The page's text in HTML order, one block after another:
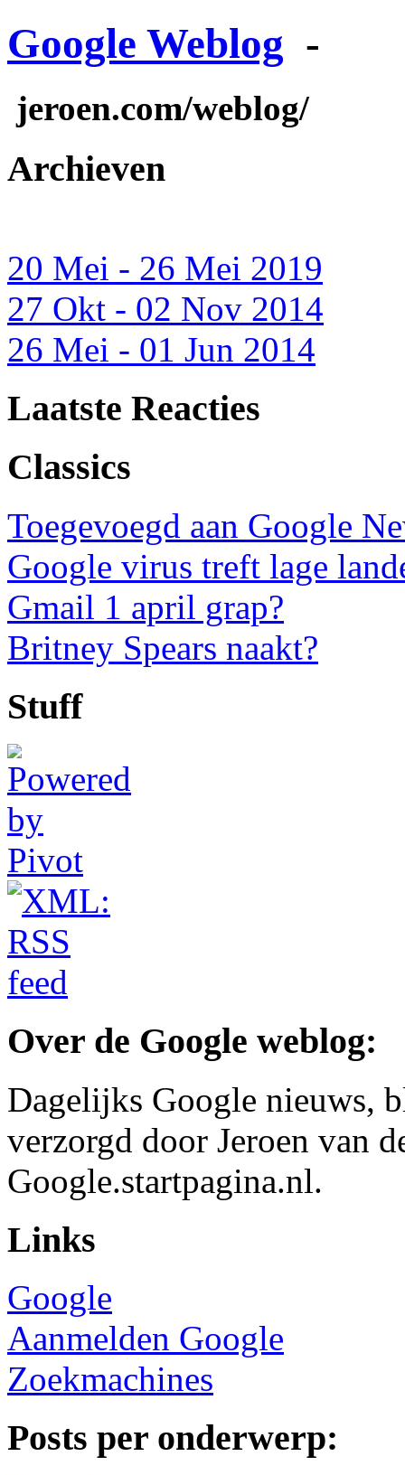
Google Weblog -
jeroen.com/weblog/
Archieven
20 Mei - 26 Mei 2019
27 Okt - 02 Nov 2014
26 Mei - 01 Jun 2014
Laatste Reacties
Classics
Toegevoegd aan Google
Google virus treft lage
Gmail 1 april grap?
Britney Spears naakt?
Stuff
Over de Google weblog:
Dagelijks Google nieuws,
verzorgd door Jeroen van
Google.startpagina.nl.
Links
Google
Aanmelden Google
Zoekmachines
Posts per onderwerp: